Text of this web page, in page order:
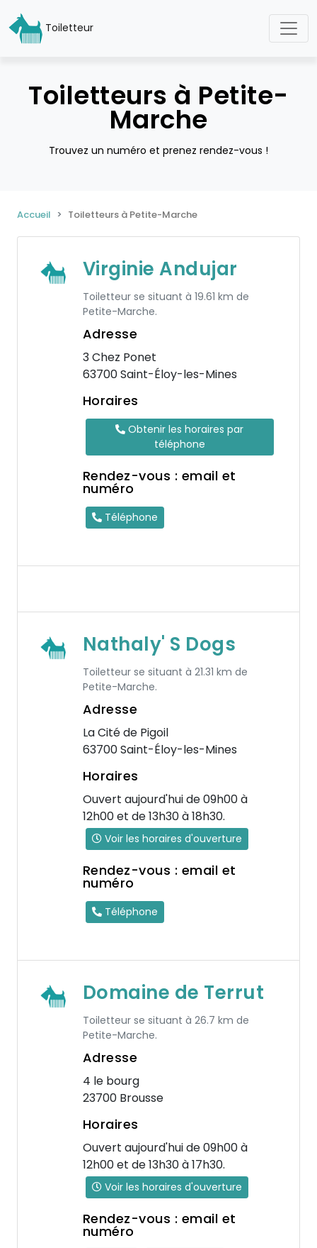
Toiletteur
Toiletteurs à Petite-
Marche
Trouvez un numéro et prenez rendez-vous !
Accueil Toiletteurs à Petite-Marche
Virginie Andujar
Toiletteur se situant à 19.61 km de
Petite-Marche.
Adresse
3 Chez Ponet
63700 Saint-Éloy-les-Mines
Horaires
Obtenir les horaires par
téléphone
Rendez-vous : email et
numéro
Téléphone
Nathaly' S Dogs
Toiletteur se situant à 21.31 km de
Petite-Marche.
Adresse
La Cité de Pigoil
63700 Saint-Éloy-les-Mines
Horaires
Ouvert aujourd'hui de 09h00 à
12h00 et de 13h30 à 18h30.
Voir les horaires d'ouverture
Rendez-vous : email et
numéro
Téléphone
Domaine de Terrut
Toiletteur se situant à 26.7 km de
Petite-Marche.
Adresse
4 le bourg
23700 Brousse
Horaires
Ouvert aujourd'hui de 09h00 à
12h00 et de 13h30 à 17h30.
Voir les horaires d'ouverture
Rendez-vous : email et
numéro